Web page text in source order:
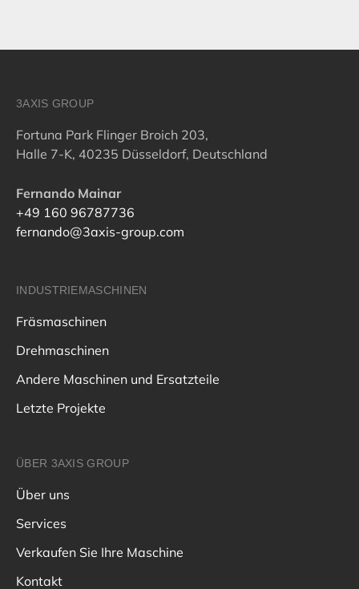
3AXIS GROUP
Fortuna Park Flinger Broich 203,
Halle 7-K, 40235 Düsseldorf, Deutschland
Fernando Mainar
+49 160 96787736
fernando@3axis-group.com
INDUSTRIEMASCHINEN
Fräsmaschinen
Drehmaschinen
Andere Maschinen und Ersatzteile
Letzte Projekte
ÜBER 3AXIS GROUP
Über uns
Services
Verkaufen Sie Ihre Maschine
Kontakt